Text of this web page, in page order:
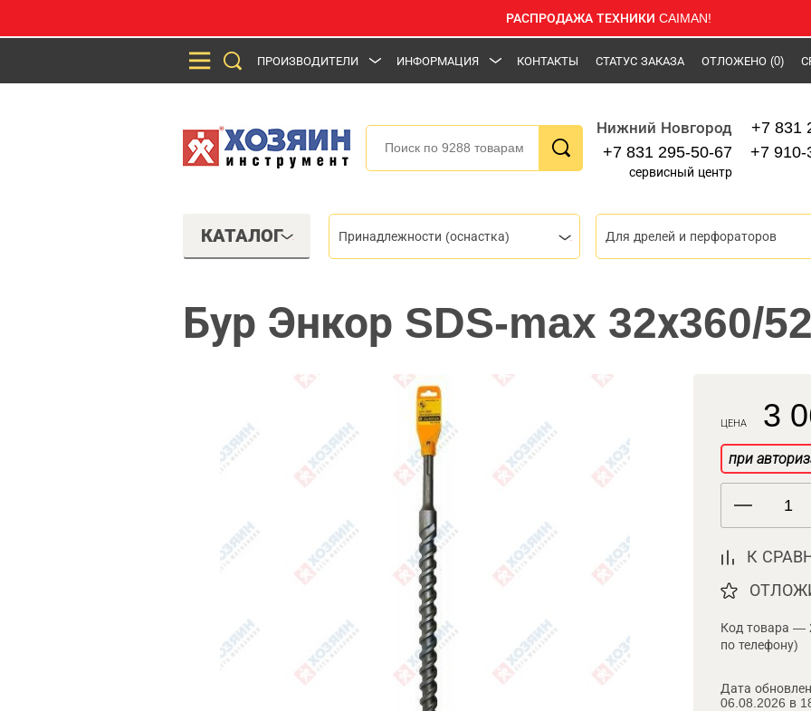
РАСПРОДАЖА ТЕХНИКИ CAIMAN!
ПРОИЗВОДИТЕЛИ ИНФОРМАЦИЯ КОНТАКТЫ СТАТУС ЗАКАЗА ОТЛОЖЕНО (0)
Нижний Новгород
+7 831 295-50-67
сервисный центр
+7 831
+7 910-
КАТАЛОГ Принадлежности (оснастка) Для дрелей и перфораторов
Бур Энкор SDS-max 32х360/
ЦЕНА 3
при
К
Код товара —
по телефону)
Дата
06.08.2026 в